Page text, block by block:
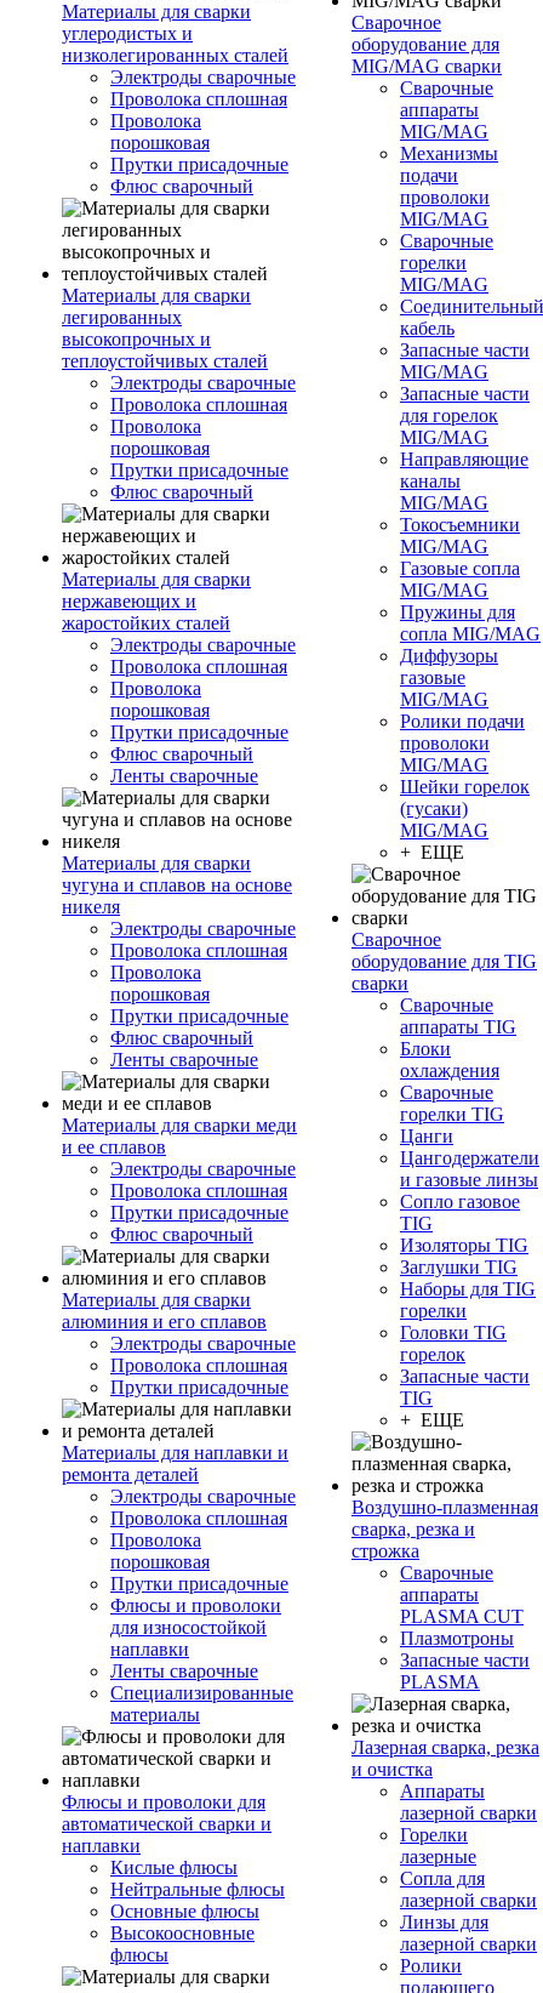
Материалы для сварки
углеродистых и
низколегированных сталей
Электроды сварочные
Проволока сплошная
Проволока
порошковая
Прутки присадочные
Флюс сварочный
Материалы для сварки
легированных
высокопрочных и
теплоустойчивых сталей
Электроды сварочные
Проволока сплошная
Проволока
порошковая
Прутки присадочные
Флюс сварочный
Материалы для сварки
нержавеющих и
жаростойких сталей
Электроды сварочные
Проволока сплошная
Проволока
порошковая
Прутки присадочные
Флюс сварочный
Ленты сварочные
Материалы для сварки
чугуна и сплавов на основе
никеля
Электроды сварочные
Проволока сплошная
Проволока
порошковая
Прутки присадочные
Флюс сварочный
Ленты сварочные
Материалы для сварки меди
и ее сплавов
Электроды сварочные
Проволока сплошная
Прутки присадочные
Флюс сварочный
Материалы для сварки
алюминия и его сплавов
Электроды сварочные
Проволока сплошная
Прутки присадочные
Материалы для наплавки и
ремонта деталей
Электроды сварочные
Проволока сплошная
Проволока
порошковая
Прутки присадочные
Флюсы и проволоки
для износостойкой
наплавки
Ленты сварочные
Специализированные
материалы
Флюсы и проволоки для
автоматической сварки и
наплавки
Кислые флюсы
Нейтральные флюсы
Основные флюсы
Высокоосновные
флюсы
Сварочное
оборудование для
MIG/MAG сварки
Сварочные
аппараты
MIG/MAG
Механизмы
подачи
проволоки
MIG/MAG
Сварочные
горелки
MIG/MAG
Соединительный
кабель
Запасные части
MIG/MAG
Запасные части
для горелок
MIG/MAG
Направляющие
каналы
MIG/MAG
Токосъемники
MIG/MAG
Газовые сопла
MIG/MAG
Пружины для
сопла MIG/MAG
Диффузоры
газовые
MIG/MAG
Ролики подачи
проволоки
MIG/MAG
Шейки горелок
(гусаки)
MIG/MAG
+ ЕЩЕ
Сварочное
оборудование для TIG
сварки
Сварочные
аппараты TIG
Блоки
охлаждения
Сварочные
горелки TIG
Цанги
Цангодержатели
и газовые линзы
Сопло газовое
TIG
Изоляторы TIG
Заглушки TIG
Наборы для TIG
горелки
Головки TIG
горелок
Запасные части
TIG
+ ЕЩЕ
Воздушно-плазменная
сварка, резка и
строжка
Сварочные
аппараты
PLASMA CUT
Плазмотроны
Запасные части
PLASMA
Лазерная сварка, резка
и очистка
Аппараты
лазерной сварки
Горелки
лазерные
Сопла для
лазерной сварки
Линзы для
лазерной сварки
Ролики
подающего